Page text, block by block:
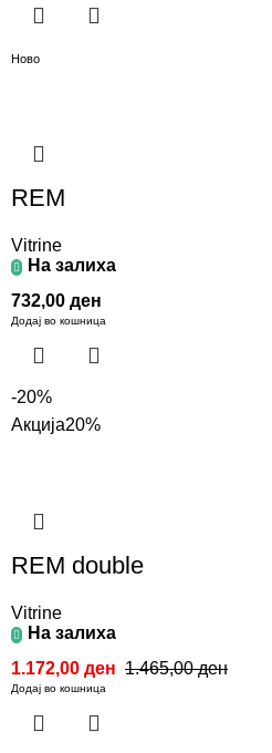
Ново
REM
Vitrine
На залиха
732,00 ден
Додај во кошница
-20%
Акција20%
REM double
Vitrine
На залиха
1.465,00ден
1.172,00 ден
Додај во кошница